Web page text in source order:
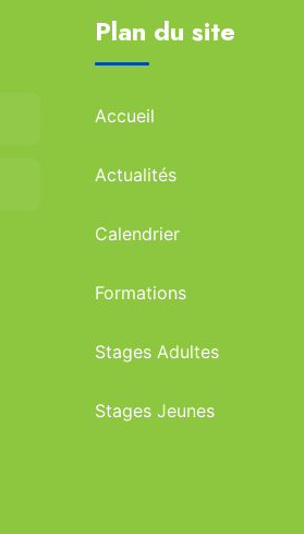
Plan du site
Accueil
Actualités
Calendrier
Formations
Stages Adultes
Stages Jeunes